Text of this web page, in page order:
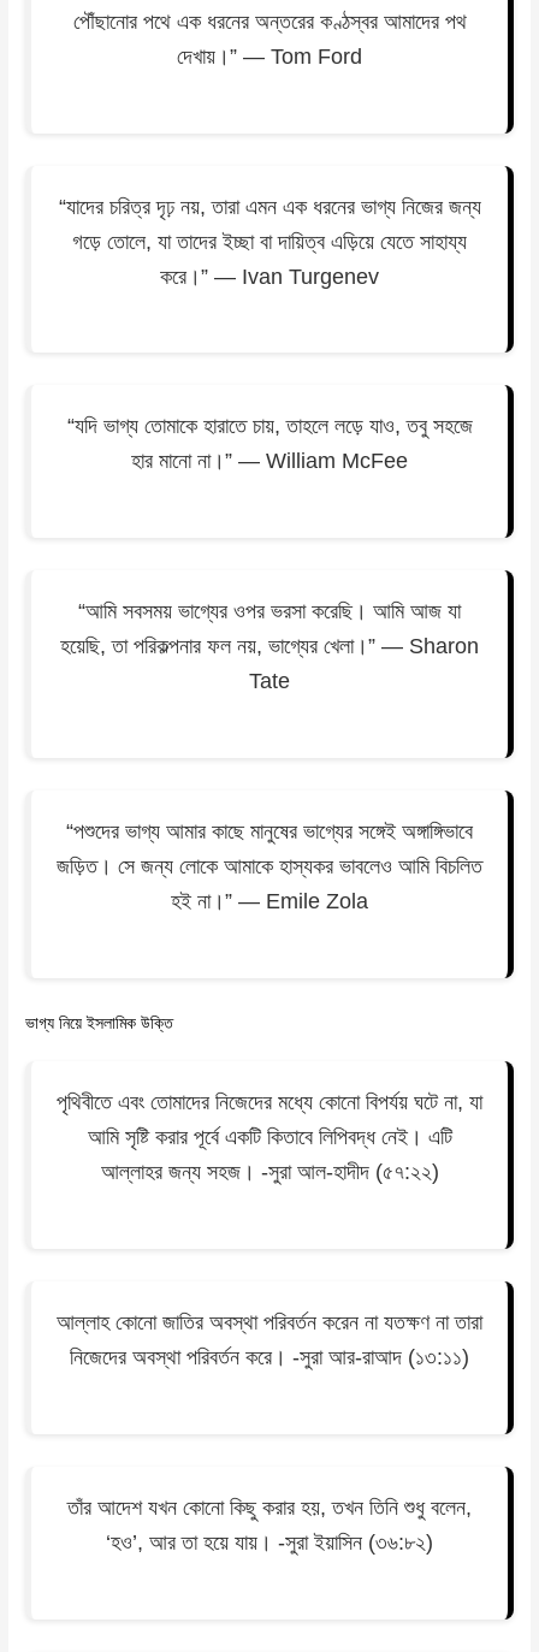
পৌঁছানোর পথে এক ধরনের অন্তরের কণ্ঠস্বর আমাদের পথ
দেখায়।” — Tom Ford
“যাদের চরিত্র দৃঢ় নয়, তারা এমন এক ধরনের ভাগ্য নিজের জন্য
গড়ে তোলে, যা তাদের ইচ্ছা বা দায়িত্ব এড়িয়ে যেতে সাহায্য
করে।” — Ivan Turgenev
“যদি ভাগ্য তোমাকে হারাতে চায়, তাহলে লড়ে যাও, তবু সহজে
হার মানো না।” — William McFee
“আমি সবসময় ভাগ্যের ওপর ভরসা করেছি। আমি আজ যা
হয়েছি, তা পরিকল্পনার ফল নয়, ভাগ্যের খেলা।” — Sharon
Tate
“পশুদের ভাগ্য আমার কাছে মানুষের ভাগ্যের সঙ্গেই অঙ্গাঙ্গিভাবে
জড়িত। সে জন্য লোকে আমাকে হাস্যকর ভাবলেও আমি বিচলিত
হই না।” — Emile Zola
ভাগ্য নিয়ে ইসলামিক উক্তি
পৃথিবীতে এবং তোমাদের নিজেদের মধ্যে কোনো বিপর্যয় ঘটে না, যা
আমি সৃষ্টি করার পূর্বে একটি কিতাবে লিপিবদ্ধ নেই। এটি
আল্লাহর জন্য সহজ। -সুরা আল-হাদীদ (৫৭:২২)
আল্লাহ কোনো জাতির অবস্থা পরিবর্তন করেন না যতক্ষণ না তারা
নিজেদের অবস্থা পরিবর্তন করে। -সুরা আর-রাআদ (১৩:১১)
তাঁর আদেশ যখন কোনো কিছু করার হয়, তখন তিনি শুধু বলেন,
‘হও’, আর তা হয়ে যায়। -সুরা ইয়াসিন (৩৬:৮২)